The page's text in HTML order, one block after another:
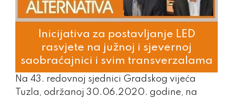
Inicijativa za postavljanje LED
rasvjete na južnoj i sjevernoj
saobraćajnici i svim transverzalama
Na 43. redovnoj sjednici Gradskog vijeća
Tuzla, održanoj 30.06.2020. godine, na